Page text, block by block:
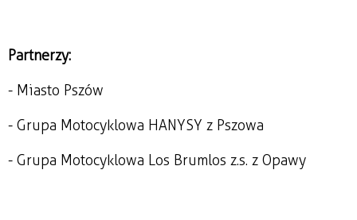
Partnerzy:
- Miasto Pszów
- Grupa Motocyklowa HANYSY z Pszowa
- Grupa Motocyklowa Los Brumlos z.s. z Opawy